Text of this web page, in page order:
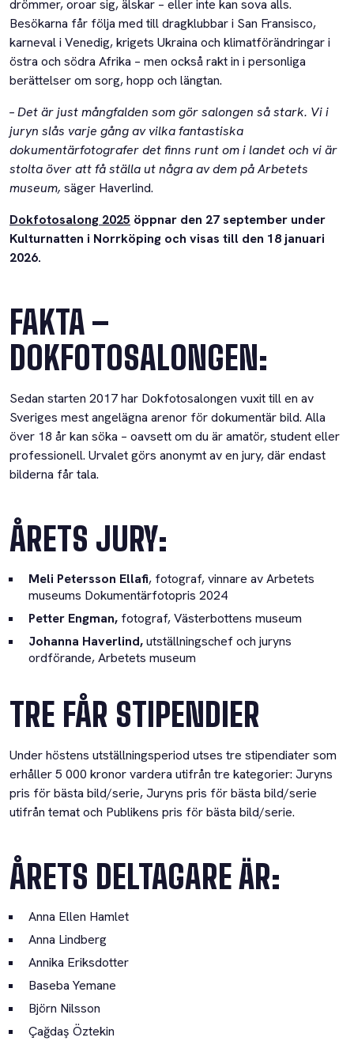
drömmer, oroar sig, älskar – eller inte kan sova alls.
Besökarna får följa med till dragklubbar i San Fransisco,
karneval i Venedig, krigets Ukraina och klimatförändringar i
östra och södra Afrika – men också rakt in i personliga
berättelser om sorg, hopp och längtan.
– Det är just mångfalden som gör salongen så stark. Vi i
juryn slås varje gång av vilka fantastiska
dokumentärfotografer det finns runt om i landet och vi är
stolta över att få ställa ut några av dem på Arbetets
museum, säger Haverlind.
Dokfotosalong 2025 öppnar den 27 september under
Kulturnatten i Norrköping och visas till den 18 januari
2026.
FAKTA –
DOKFOTOSALONGEN:
Sedan starten 2017 har Dokfotosalongen vuxit till en av
Sveriges mest angelägna arenor för dokumentär bild. Alla
över 18 år kan söka – oavsett om du är amatör, student eller
professionell. Urvalet görs anonymt av en jury, där endast
bilderna får tala.
ÅRETS JURY:
Meli Petersson Ellafi, fotograf, vinnare av Arbetets
museums Dokumentärfotopris 2024
Petter Engman, fotograf, Västerbottens museum
Johanna Haverlind,utställningschef och juryns
ordförande, Arbetets museum
TRE FÅR STIPENDIER
Under höstens utställningsperiod utses tre stipendiater som
erhåller 5 000 kronor vardera utifrån tre kategorier: Juryns
pris för bästa bild/serie, Juryns pris för bästa bild/serie
utifrån temat och Publikens pris för bästa bild/serie.
ÅRETS DELTAGARE ÄR:
Anna Ellen Hamlet
Anna Lindberg
Annika Eriksdotter
Baseba Yemane
Björn Nilsson
Çağdaş Öztekin